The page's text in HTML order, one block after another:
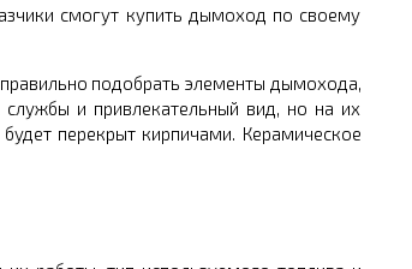
смогут купить дымоход по своему
подобрать элементы дымохода,
и привлекательный вид, но на их
перекрыт кирпичами. Керамическое